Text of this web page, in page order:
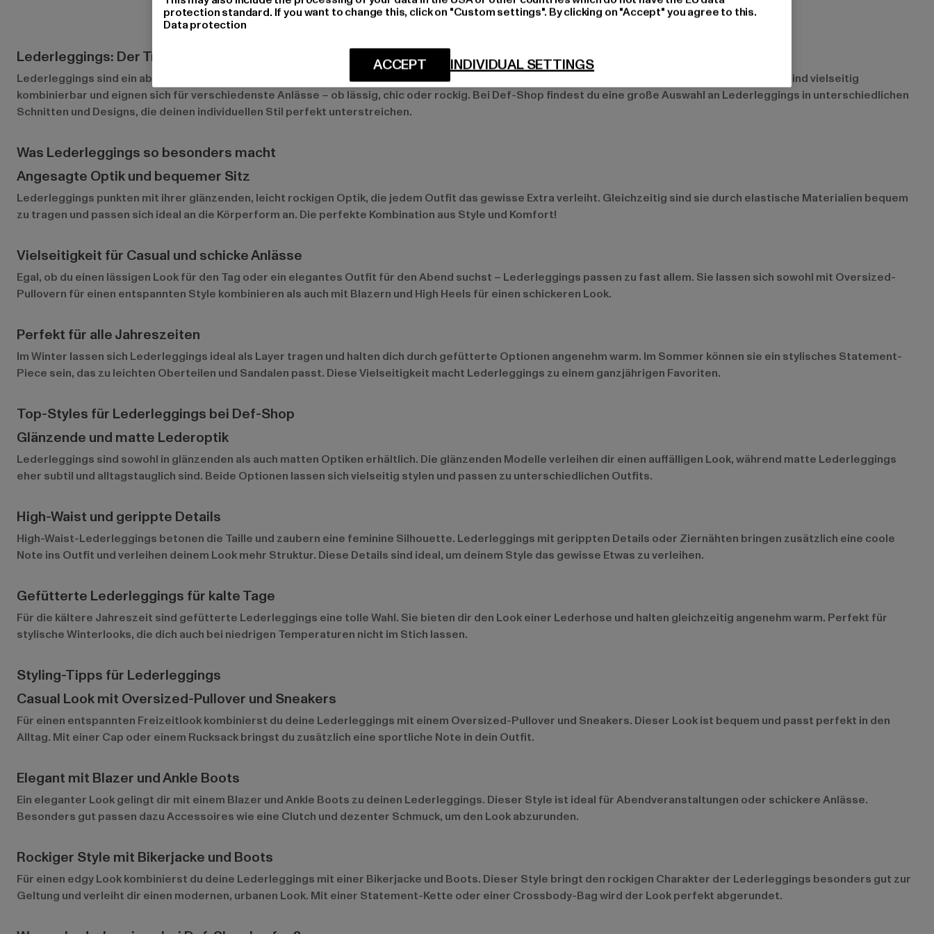
Lederleggings: Der Trend-Look für coole und elegante Styles
Lederleggings sind ein absolutes Must-have für alle, die ihren Look mit einem coolen und edlen Touch aufwerten möchten. Diese stylischen Hosen sind vielseitig
kombinierbar und eignen sich für verschiedenste Anlässe – ob lässig, chic oder rockig. Bei Def-Shop findest du eine große Auswahl an Lederleggings in unterschiedlichen
Schnitten und Designs, die deinen individuellen Stil perfekt unterstreichen.
Was Lederleggings so besonders macht
Angesagte Optik und bequemer Sitz
Lederleggings punkten mit ihrer glänzenden, leicht rockigen Optik, die jedem Outfit das gewisse Extra verleiht. Gleichzeitig sind sie durch elastische Materialien bequem
zu tragen und passen sich ideal an die Körperform an. Die perfekte Kombination aus Style und Komfort!
Vielseitigkeit für Casual und schicke Anlässe
Egal, ob du einen lässigen Look für den Tag oder ein elegantes Outfit für den Abend suchst – Lederleggings passen zu fast allem. Sie lassen sich sowohl mit Oversized-
Pullovern für einen entspannten Style kombinieren als auch mit Blazern und High Heels für einen schickeren Look.
Perfekt für alle Jahreszeiten
Im Winter lassen sich Lederleggings ideal als Layer tragen und halten dich durch gefütterte Optionen angenehm warm. Im Sommer können sie ein stylisches Statement-
Piece sein, das zu leichten Oberteilen und Sandalen passt. Diese Vielseitigkeit macht Lederleggings zu einem ganzjährigen Favoriten.
Top-Styles für Lederleggings bei Def-Shop
Glänzende und matte Lederoptik
Lederleggings sind sowohl in glänzenden als auch matten Optiken erhältlich. Die glänzenden Modelle verleihen dir einen auffälligen Look, während matte Lederleggings
eher subtil und alltagstauglich sind. Beide Optionen lassen sich vielseitig stylen und passen zu unterschiedlichen Outfits.
High-Waist und gerippte Details
High-Waist-Lederleggings betonen die Taille und zaubern eine feminine Silhouette. Lederleggings mit gerippten Details oder Ziernähten bringen zusätzlich eine coole
Note ins Outfit und verleihen deinem Look mehr Struktur. Diese Details sind ideal, um deinem Style das gewisse Etwas zu verleihen.
Gefütterte Lederleggings für kalte Tage
Für die kältere Jahreszeit sind gefütterte Lederleggings eine tolle Wahl. Sie bieten dir den Look einer Lederhose und halten gleichzeitig angenehm warm. Perfekt für
stylische Winterlooks, die dich auch bei niedrigen Temperaturen nicht im Stich lassen.
Styling-Tipps für Lederleggings
Casual Look mit Oversized-Pullover und Sneakers
Für einen entspannten Freizeitlook kombinierst du deine Lederleggings mit einem Oversized-Pullover und Sneakers. Dieser Look ist bequem und passt perfekt in den
Alltag. Mit einer Cap oder einem Rucksack bringst du zusätzlich eine sportliche Note in dein Outfit.
Elegant mit Blazer und Ankle Boots
Ein eleganter Look gelingt dir mit einem Blazer und Ankle Boots zu deinen Lederleggings. Dieser Style ist ideal für Abendveranstaltungen oder schickere Anlässe.
Besonders gut passen dazu Accessoires wie eine Clutch und dezenter Schmuck, um den Look abzurunden.
Rockiger Style mit Bikerjacke und Boots
Für einen edgy Look kombinierst du deine Lederleggings mit einer Bikerjacke und Boots. Dieser Style bringt den rockigen Charakter der Lederleggings besonders gut zur
Geltung und verleiht dir einen modernen, urbanen Look. Mit einer Statement-Kette oder einer Crossbody-Bag wird der Look perfekt abgerundet.
protection standard. If you want to change this, click on "Custom settings". By clicking on "Accept" you agree to this.
Data protection
INDIVIDUAL SETTINGS
ACCEPT